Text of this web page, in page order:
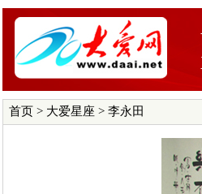
首页 > 大爱星座 > 李永田